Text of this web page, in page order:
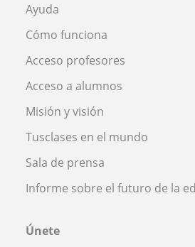
Ayuda
Cómo funciona
Acceso profesores
Acceso a alumnos
Misión y visión
Tusclases en el mundo
Sala de prensa
Informe sobre el futuro de la
Únete